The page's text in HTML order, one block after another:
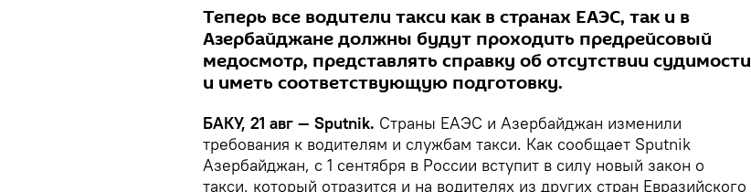
Теперь все водители такси как в странах ЕАЭС, так и в
Азербайджане должны будут проходить предрейсовый
медосмотр, представлять справку об отсутствии судимости
и иметь соответствующую подготовку.
БАКУ, 21 авг — Sputnik. Страны ЕАЭС и Азербайджан изменили
требования к водителям и службам такси. Как сообщает Sputnik
Азербайджан, с 1 сентября в России вступит в силу новый закон о
такси, который отразится и на водителях из других стран Евразийского